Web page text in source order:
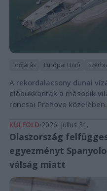
Időjárás Európai Unió
A rekordalacsony dunai
előbukkantak a második
roncsai Prahovo közelében.
KÜLFÖLD 2026. július 31.
Olaszország
egyezményt
válság miatt